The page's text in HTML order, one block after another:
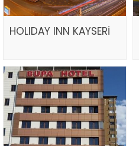
HOLIDAY INN KAYSERİ